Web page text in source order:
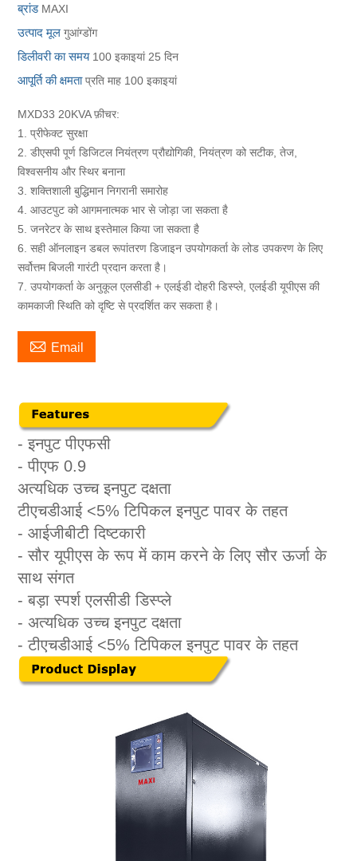
ब्रांड MAXI
उत्पाद मूलगुआंग्डोंग
डिलीवरी का समय 100 इकाइयां 25 दिन
आपूर्ति की क्षमताप्रति माह 100 इकाइयां
MXD33 20KVA फ़ीचर:
1. प्रीफेक्ट सुरक्षा
2. डीएसपी पूर्ण डिजिटल नियंत्रण प्रौद्योगिकी, नियंत्रण को सटीक, तेज,
विश्वसनीय और स्थिर बनाना
3. शक्तिशाली बुद्धिमान निगरानी समारोह
4. आउटपुट को आगमनात्मक भार से जोड़ा जा सकता है
5. जनरेटर के साथ इस्तेमाल किया जा सकता है
6. सही ऑनलाइन डबल रूपांतरण डिजाइन उपयोगकर्ता के लोड उपकरण के लिए
सर्वोत्तम बिजली गारंटी प्रदान करता है।
7. उपयोगकर्ता के अनुकूल एलसीडी + एलईडी दोहरी डिस्प्ले, एलईडी यूपीएस की
कामकाजी स्थिति को दृष्टि से प्रदर्शित कर सकता है।
 Email
- इनपुट पीएफसी
- पीएफ 0.9
अत्यधिक उच्च इनपुट दक्षता
टीएचडीआई <5% टिपिकल इनपुट पावर के तहत
- आईजीबीटी दिष्टकारी
- सौर यूपीएस के रूप में काम करने के लिए सौर ऊर्जा के
साथ संगत
- बड़ा स्पर्श एलसीडी डिस्प्ले
- अत्यधिक उच्च इनपुट दक्षता
- टीएचडीआई <5% टिपिकल इनपुट पावर के तहत